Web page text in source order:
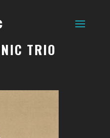
TRIO